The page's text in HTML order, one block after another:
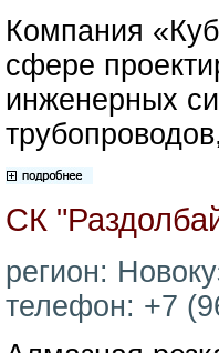
Компания
сфере
инженерных
СК
регион:
телефон: +7